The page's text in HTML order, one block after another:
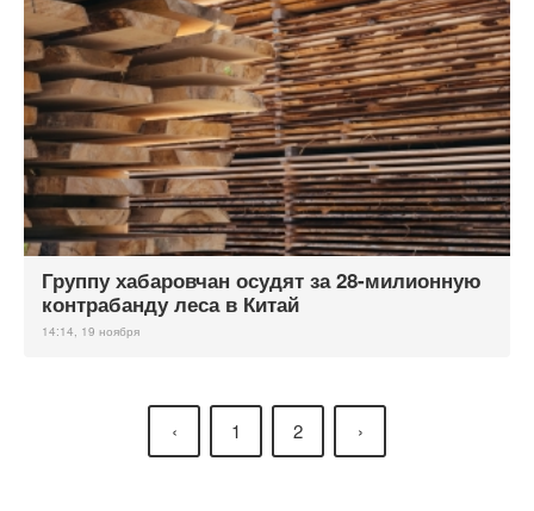
Группу хабаровчан осудят за 28-милионную
контрабанду леса в Китай
14:14, 19 ноября
‹ 1 2 ›